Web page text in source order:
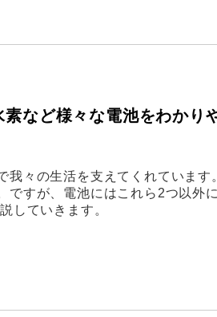
など様々な電池をわかり
我々の生活を支えてくれています
ですが、電池にはこれら2つ以外
していきます。